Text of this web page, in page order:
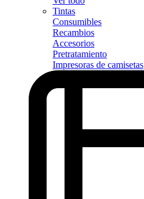
Tintas
Consumibles
Recambios
Accesorios
Pretratamiento
Impresoras de camisetas